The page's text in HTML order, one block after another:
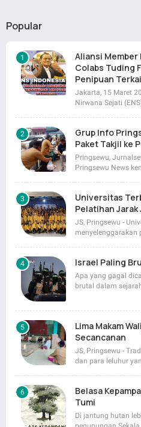
Popular
Aliansi Member
Colabs Tuding
Penipuan
Jakarta, 15 Maret
Nirwana Sejati
Grup Info
Paket Takjil ke
Pringsewu,
Pringsewu News
Universitas
Pelatihan
JS, Pringsewu -
menyelenggarakan
Israel Paling
Apa yang gagal
brutal dalam
Lima Makam
Secancanan
JS, Pringsewu -
dan para leluhur
Belasa
Tumi
Di jantung hutan